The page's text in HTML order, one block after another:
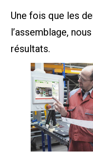
Une fois que les
l’assemblage,
résultats.